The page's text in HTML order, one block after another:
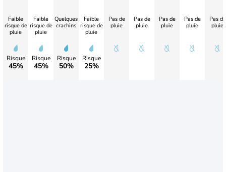
Faible
risque de
pluie
Risque
45%
Faible
risque de
pluie
Risque
45%
Quelques
crachins
Risque
50%
Faible
risque de
pluie
Risque
25%
Pas de
pluie
Pas de
pluie
Pas de
pluie
Pas de
pluie
Pas de
pluie